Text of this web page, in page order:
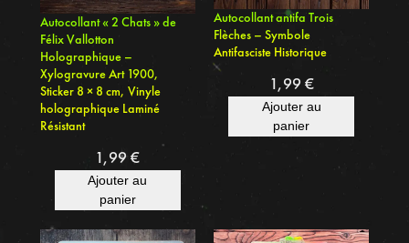
i
n
y
l
e
g
Autocollant « 2 Chats » de
Félix Vallotton
Holographique –
Xylogravure Art 1900,
Sticker 8 × 8 cm, Vinyle
holographique Laminé
Résistant
1,99€
Ajouter au
panier
Autocollant antifa Trois
Flèches – Symbole
Antifasciste Historique
1,99 €
Ajouter au
panier